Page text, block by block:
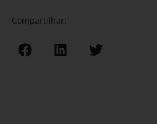
Compartilhar: